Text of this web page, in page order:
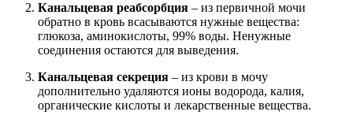
Канальцевая реабсорбция – из первичной мочи
обратно в кровь всасываются нужные вещества:
глюкоза, аминокислоты, 99% воды. Ненужные
соединения остаются для выведения.
Канальцевая секреция – из крови в мочу
дополнительно удаляются ионы водорода, калия,
органические кислоты и лекарственные вещества.